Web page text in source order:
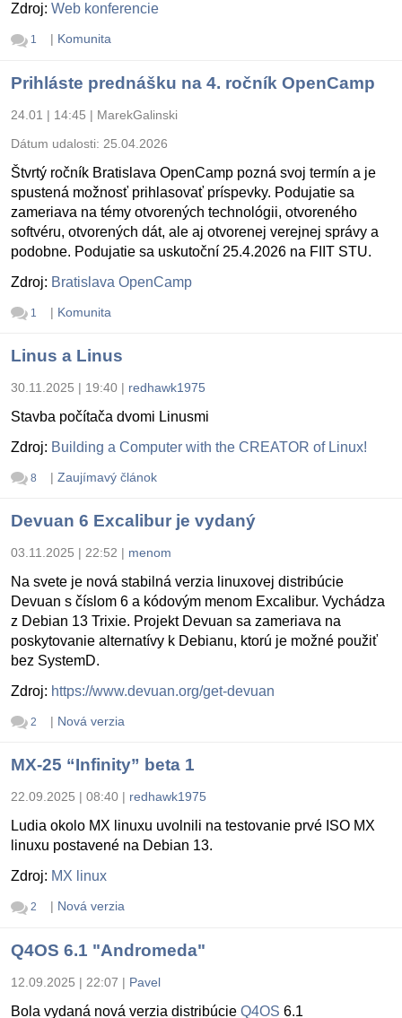
Zdroj: Web konferencie
1 | Komunita
Prihláste prednášku na 4. ročník OpenCamp
24.01 | 14:45 | MarekGalinski
Dátum udalosti: 25.04.2026
Štvrtý ročník Bratislava OpenCamp pozná svoj termín a je
spustená možnosť prihlasovať príspevky. Podujatie sa
zameriava na témy otvorených technológii, otvoreného
softvéru, otvorených dát, ale aj otvorenej verejnej správy a
podobne. Podujatie sa uskutoční 25.4.2026 na FIIT STU.
Zdroj: Bratislava OpenCamp
1 | Komunita
Linus a Linus
30.11.2025 | 19:40 | redhawk1975
Stavba počítača dvomi Linusmi
Zdroj: Building a Computer with the CREATOR of Linux!
8 | Zaujímavý článok
Devuan 6 Excalibur je vydaný
03.11.2025 | 22:52 | menom
Na svete je nová stabilná verzia linuxovej distribúcie
Devuan s číslom 6 a kódovým menom Excalibur. Vychádza
z Debian 13 Trixie. Projekt Devuan sa zameriava na
poskytovanie alternatívy k Debianu, ktorú je možné použiť
bez SystemD.
Zdroj: https://www.devuan.org/get-devuan
2 | Nová verzia
MX-25 “Infinity” beta 1
22.09.2025 | 08:40 | redhawk1975
Ludia okolo MX linuxu uvolnili na testovanie prvé ISO MX
linuxu postavené na Debian 13.
Zdroj: MX linux
2 | Nová verzia
Q4OS 6.1 "Andromeda"
12.09.2025 | 22:07 | Pavel
Bola vydaná nová verzia distribúcie Q4OS 6.1